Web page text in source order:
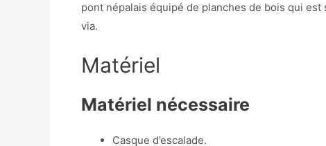
pont népalais équipé de planches de bois qui est
via.
Matériel
Matériel nécessaire
Casque d’escalade.